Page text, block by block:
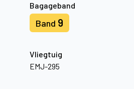
Bagageband
Band 9
Vliegtuig
EMJ-295